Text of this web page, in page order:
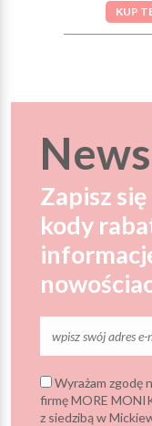
KUP
Zapisz
kody
Wyrażam zgodę
firmę MORE
z siedzibą w